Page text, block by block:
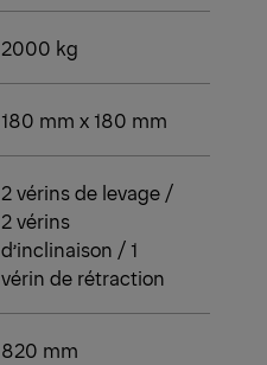
2000 kg
180 mm x 180 mm
2 vérins de levage /
2 vérins
d’inclinaison / 1
vérin de rétraction
820 mm